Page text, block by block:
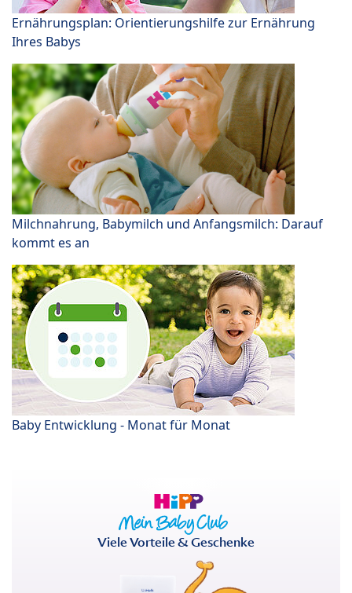
Ernährungsplan: Orientierungshilfe zur Ernährung
Ihres Babys
Milchnahrung, Babymilch und Anfangsmilch: Darauf
kommt es an
Baby Entwicklung - Monat für Monat
Viele Vorteile & Geschenke